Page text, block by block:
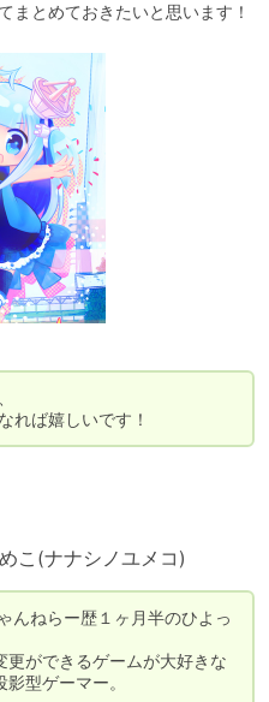
まとめておきたいと思います！
れば嬉しいです！
こ(ナナシノユメコ)
んねらー歴１ヶ月半のひよっ
更ができるゲームが大好きな
影型ゲーマー。